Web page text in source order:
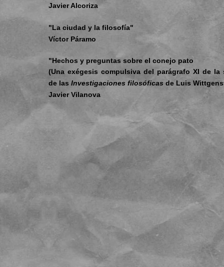
Javier Alcoriza
"La ciudad y la filosofía"
Víctor Páramo
"Hechos y preguntas sobre el conejo pato
(Una exégesis compulsiva del parágrafo XI de la
de las Investigaciones filosóficas de Luis
Javier Vilanova